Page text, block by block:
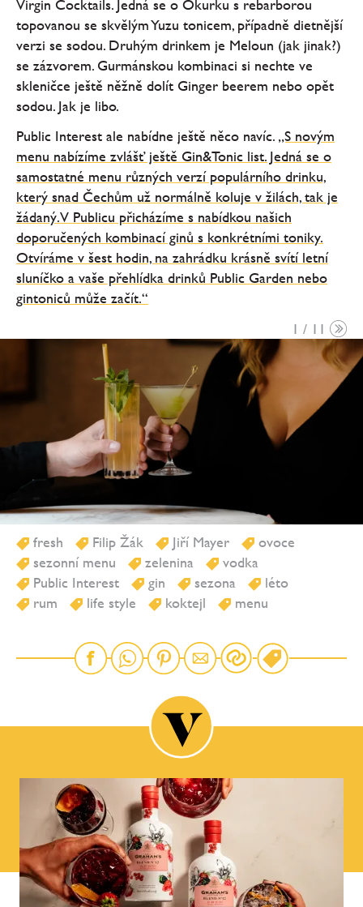
Virgin Cocktails. Jedná se o Okurku s rebarborou
topovanou se skvělým Yuzu tonicem, případně dietnější
verzi se sodou. Druhým drinkem je Meloun (jak jinak?)
se zázvorem. Gurmánskou kombinaci si nechte ve
skleničce ještě něžně dolít Ginger beerem nebo opět
sodou. Jak je libo.
Public Interest ale nabídne ještě něco navíc. „S novým
menu nabízíme zvlášť ještě Gin&Tonic list. Jedná se o
samostatné menu různých verzí populárního drinku,
který snad Čechům už normálně koluje v žilách, tak je
žádaný. V Publicu přicházíme s nabídkou našich
doporučených kombinací ginů s konkrétními toniky.
Otvíráme v šest hodin, na zahrádku krásně svítí letní
sluníčko a vaše přehlídka drinků Public Garden nebo
gintoniců může začít.“
1 / 11
fresh Filip Žák Jiří Mayer
ovoce
sezonní menu
zelenina
vodka
Public Interest
gin sezona
léto
rum
life style koktejl menu